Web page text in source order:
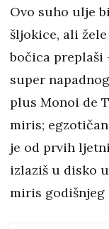
Ovo suho ulje
šljokice, ali
bočica preplaši
super
plus Monoi de
miris;
je od prvih
izlaziš u disko
miris godišnjeg